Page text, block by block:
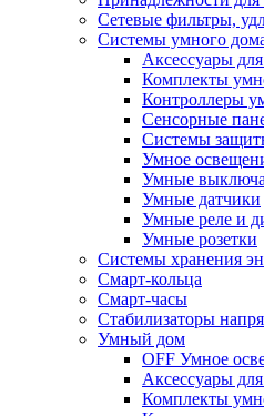
Сетевые фильтры,
Системы умного
Аксессуары
Комплекты
Контроллеры
Сенсорные
Системы
Умное
Умные
Умные датчики
Умные реле и
Умные розетки
Системы хранения
Смарт-кольца
Смарт-часы
Стабилизаторы
Умный дом
OFF Умное
Аксессуары
Комплекты